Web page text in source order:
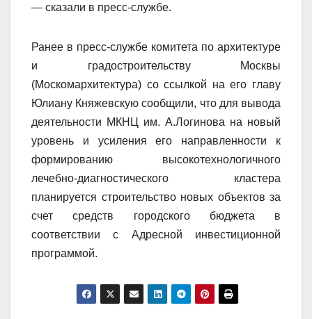
— сказали в пресс-службе.
Ранее в пресс-службе комитета по архитектуре
и градостроительству Москвы
(Москомархитектура) со ссылкой на его главу
Юлиану Княжевскую сообщили, что для вывода
деятельности МКНЦ им. А.Логинова на новый
уровень и усиления его направленности к
формированию высокотехнологичного
лечебно-диагностического кластера
планируется строительство новых объектов за
счет средств городского бюджета в
соответствии с Адресной инвестиционной
программой.